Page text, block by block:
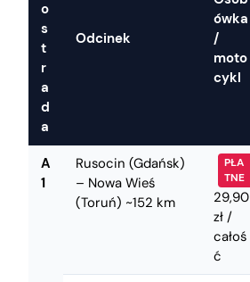
o
s
t
r
a
d
a
Odcinek
ówka
/
moto
cykl
A
1
Rusocin (Gdańsk)
– Nowa Wieś
(Toruń) ~152 km
PŁA
TNE
29,90
zł /
całoś
ć